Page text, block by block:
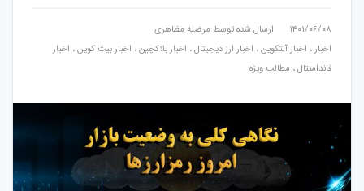
۱۴۰۱/۰۶/۰۸ ارسال شده توسط مرضیه مظاهری
اخبار ، اخبار آلتکوین، اخبار ارز دیجیتال، اخبار بلاکچین، اخبار بیت کوین، اخبار
فاندامنتال، مطالب ویژه